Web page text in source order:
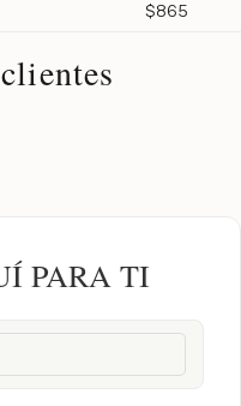
$865
PARA TI